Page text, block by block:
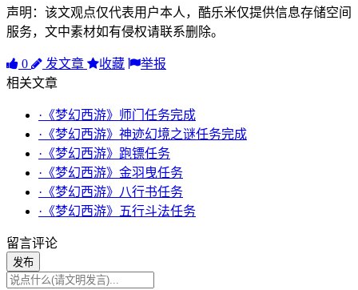
声明：该文观点仅代表用户本人，酷乐米仅提供信息存储空间
服务，文中素材如有侵权请联系删除。
0 发文章 收藏
举报
相关文章
·《梦幻西游》师门任务完成
·《梦幻西游》神迹幻境之谜任务完成
·《梦幻西游》跑镖任务
·《梦幻西游》金羽曳任务
·《梦幻西游》八行书任务
·《梦幻西游》五行斗法任务
留言评论
发布